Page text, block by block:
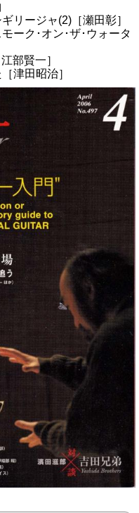
リージャ(2)［瀬田彰］
ーク･オン･ザ･ウォータ
部賢一］
津田昭治］